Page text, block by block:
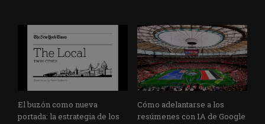
El buzón como nueva
portada: la estrategia de los
Cómo adelantarse a los
resúmenes con IA de Google